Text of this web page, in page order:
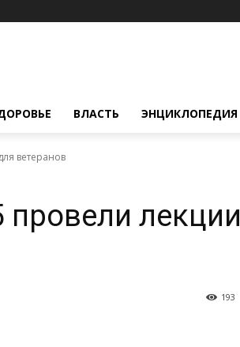
ВЛАСТЬ ЭНЦИКЛОПЕДИЯ
ветеранов
лекции
193